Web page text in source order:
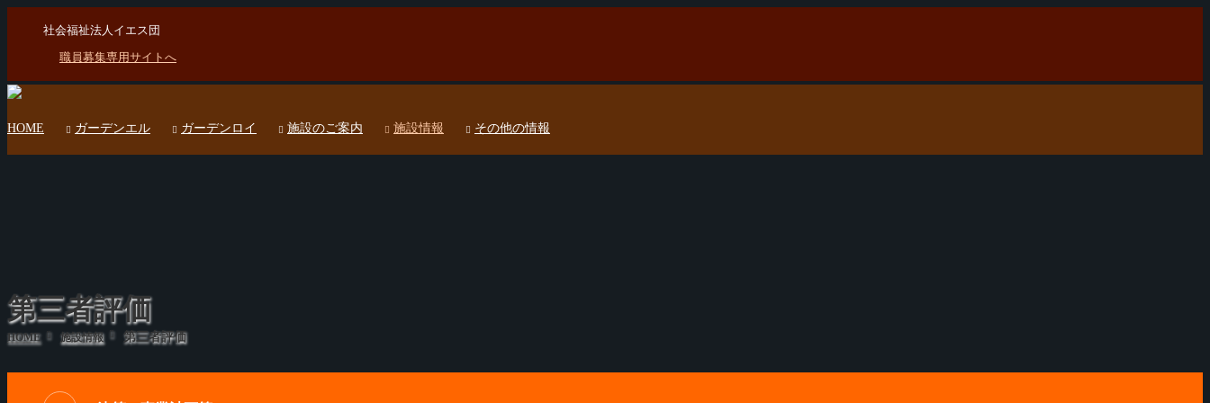
社会福祉法人イエス団
職員募集専用サイトへ
HOME ガーデンエル ガーデンロイ 施設のご案内 施設情報 その他の情報
第三者評価
HOME 施設情報 第三者評価